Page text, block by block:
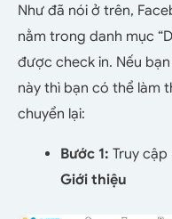
Như đã nói ở trên,
nằm trong danh mục
được check in. Nếu
này thì bạn có thể làm
chuyển lại:
Bước 1: Truy cập
Giới thiệu